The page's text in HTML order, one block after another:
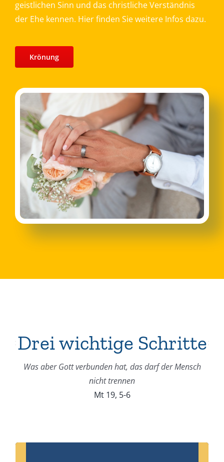
geistlichen Sinn und das christliche Verständnis
der Ehe kennen. Hier finden Sie weitere Infos dazu.
Krönung
Drei wichtige Schritte
Was aber Gott verbunden hat, das darf der Mensch
nicht trennen
Mt 19, 5-6